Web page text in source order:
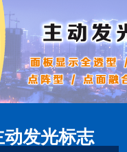
发光标志